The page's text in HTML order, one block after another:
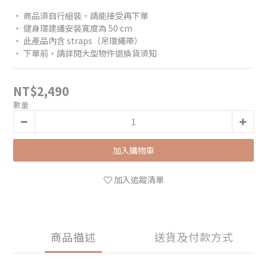
‧ 商品須自行組裝，請能接受再下單
‧ 健身環建議安裝寬度為 50 cm
‧ 此產品內含 straps（吊環繩帶）
‧ 下單前，請詳閱大型物件退換貨須知
NT$2,490
數量
加入購物車
加入追蹤清單
商品描述 送貨及付款方式